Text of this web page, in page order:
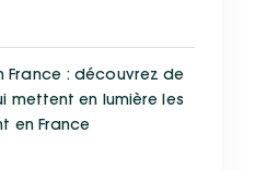
France : découvrez de
mettent en lumière les
en France